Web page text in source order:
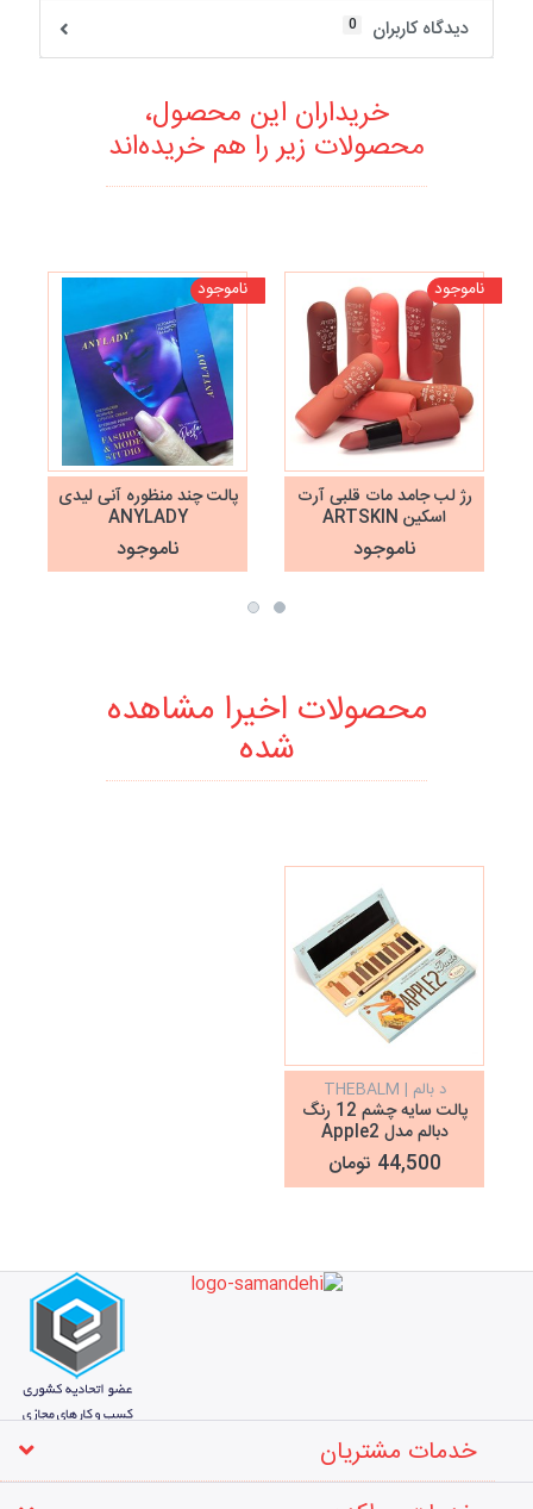
دیدگاه کاربران
0
خریداران این محصول،
محصولات زیر را هم خریده‌اند
ناموجود
رژ لب جامد مات قلبی آرت
اسکین ARTSKIN
ناموجود
ناموجود
پالت چند منظوره آنی لیدی
ANYLADY
ناموجود
محصولات اخیرا مشاهده
شده
د بالم | THEBALM
پالت سایه چشم 12 رنگ
دبالم مدل Apple2
44,500 تومان
خدمات مشتریان